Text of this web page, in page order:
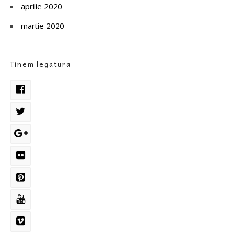
aprilie 2020
martie 2020
Tinem legatura